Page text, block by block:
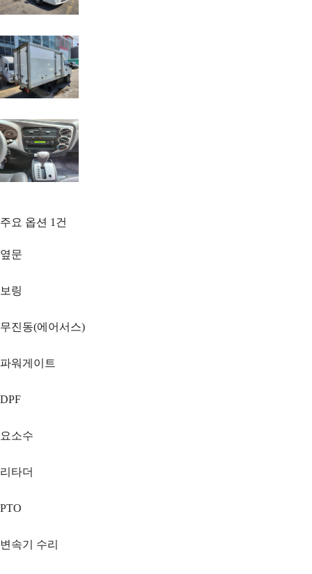
주요 옵션 1 건
옆문
보링
무진동(에어서스)
파워게이트
DPF
요소수
리타더
PTO
변속기 수리